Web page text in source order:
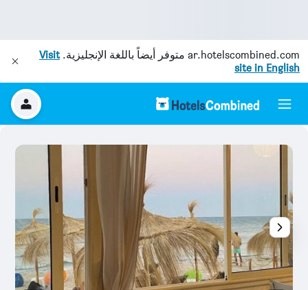
ar.hotelscombined.com متوفر أيضاً باللغة الإنجليزية.Visit
site in English